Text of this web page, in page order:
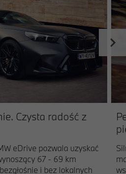
Czysta radość z
eDrive pozwala uzyskać
67 - 69 km
i bez lokalnych